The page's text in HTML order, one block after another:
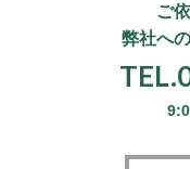
ご
弊社へ